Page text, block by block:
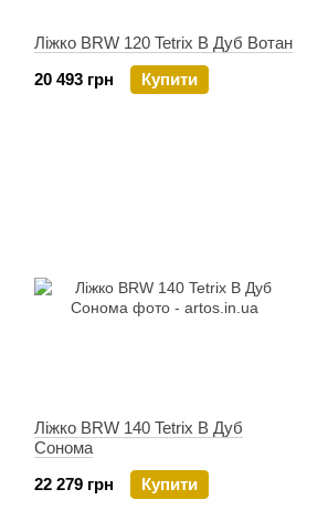
Ліжко BRW 120 Tetrix B Дуб Вотан
20 493 грн
Купити
Ліжко BRW 140 Tetrix B Дуб
Сонома
22 279 грн
Купити